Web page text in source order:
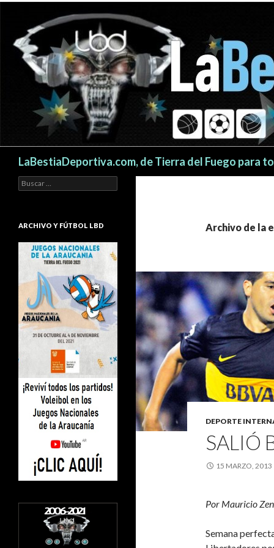
LaBestiaDeportiva.com, de Tierra del Fuego para
Archivo de la
DEPORTE
SALIÓ
15 MARZO, 2013
Por Mauricio
Semana
Buscar:
ARCHIVO Y FÚTBOL LBD